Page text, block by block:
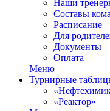
Наши
Составы
Расписание
Для
Документы
Оплата
Меню
Турнирные
«Реактор»